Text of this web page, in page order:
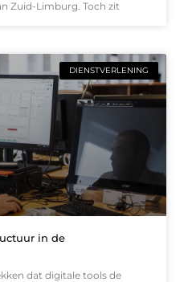
Zuid-Limburg. Toch zit
DIENSTVERLENING
in de
dat digitale tools de